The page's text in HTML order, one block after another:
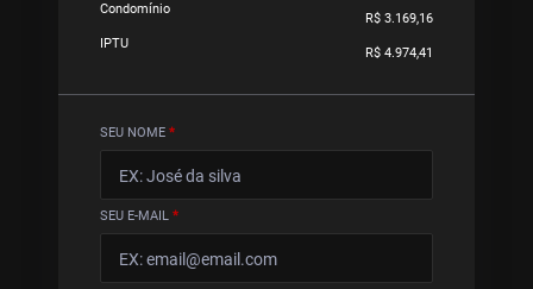
Condomínio
R$ 3.169,16
IPTU
R$ 4.974,41
SEU NOME *
SEU E-MAIL *